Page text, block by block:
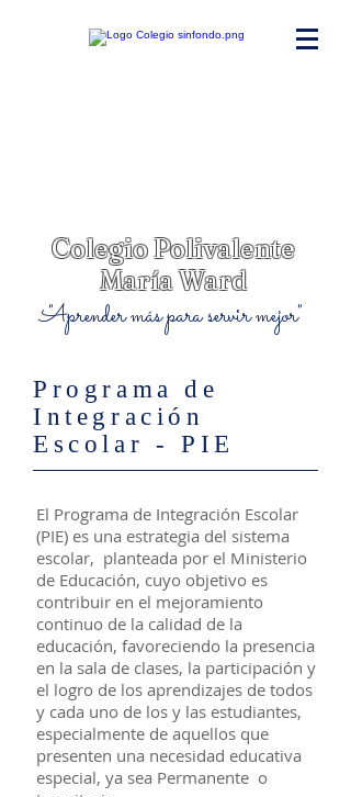
Colegio Polivalente
María Ward
"Aprender más para servir mejor"
Programa de
Integración
Escolar - PIE
El Programa de Integración Escolar
(PIE) es una estrategia del sistema
escolar, planteada por el Ministerio
de Educación, cuyo objetivo es
contribuir en el mejoramiento
continuo de la calidad de la
educación, favoreciendo la presencia
en la sala de clases, la participación y
el logro de los aprendizajes de todos
y cada uno de los y las estudiantes,
especialmente de aquellos que
presenten una necesidad educativa
especial, ya sea Permanente o